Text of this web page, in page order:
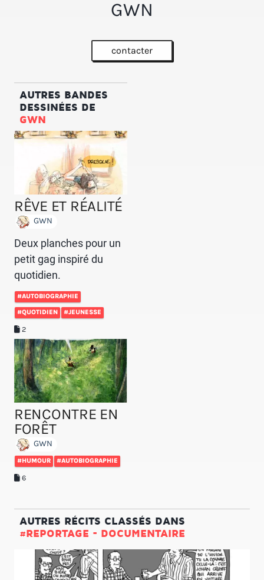
GWN
contacter
AUTRES BANDES
DESSINÉES DE
GWN
RÊVE ET RÉALITÉ
GWN
Deux planches pour un
petit gag inspiré du
quotidien.
#AUTOBIOGRAPHIE
#QUOTIDIEN #JEUNESSE
2
RENCONTRE EN
FORÊT
GWN
#HUMOUR #AUTOBIOGRAPHIE
6
AUTRES RÉCITS CLASSÉS DANS
#REPORTAGE - DOCUMENTAIRE